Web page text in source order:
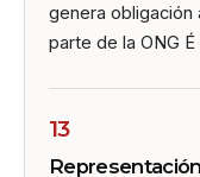
genera
parte de la ONG
13